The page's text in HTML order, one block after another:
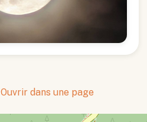
Ouvrir dans une page